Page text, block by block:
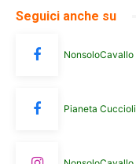
Seguici anche su
NonsoloCavallo
Pianeta Cuccioli